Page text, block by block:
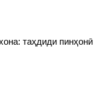
таҳдиди пинҳонӣ